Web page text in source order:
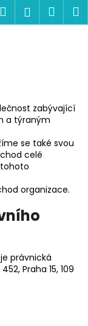
Hledat
zabývající
a týraným
se také svou
celé
organizace.
právnická
Praha 15, 109